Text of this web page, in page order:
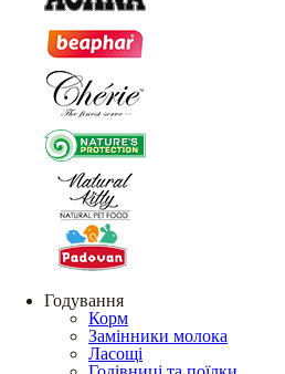
Годування
Корм
Замінники молока
Ласощі